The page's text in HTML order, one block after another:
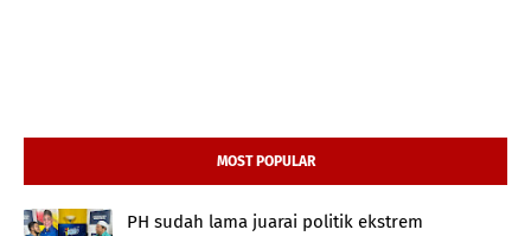
MOST POPULAR
PH sudah lama juarai politik ekstrem